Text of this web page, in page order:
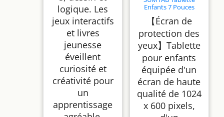
logique. Les
jeux interactifs
et livres
jeunesse
éveillent
curiosité et
créativité pour
un
apprentissage
Enfants 7 Pouces
Android Tablette
pour Enfant avec 8GB
RAM+64GB ROM(TF
256GB), Contrôle
Parental, WiFi,
Bluetooth, Kids
Tablette Tactile
Éducative avec Kid-
Proof Étui(Rosa)
【Écran de
protection des
yeux】Tablette
pour enfants
équipée d'un
écran de haute
qualité de 1024
x 600 pixels,